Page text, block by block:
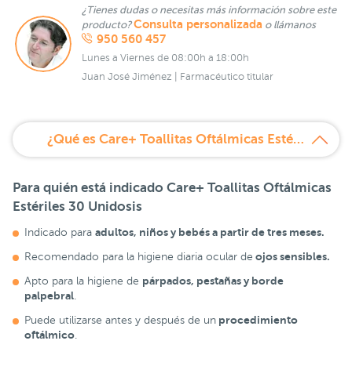
¿Tienes dudas o necesitas más información sobre este
producto?Consulta personalizada o llámanos
950 560 457
Lunes a Viernes de 08:00h a 18:00h
Juan José Jiménez | Farmacéutico titular
¿Qué es Care+ Toallitas Oftálmicas Estériles 30 Monodosis?
Para quién está indicado Care+ Toallitas Oftálmicas
Estériles 30 Unidosis
Indicado para adultos, niños y bebés a partir de tres meses.
Recomendado para la higiene diaria ocular de ojos sensibles.
Apto para la higiene de párpados, pestañas y borde
palpebral
Puede utilizarse antes y después de un procedimiento
oftálmico